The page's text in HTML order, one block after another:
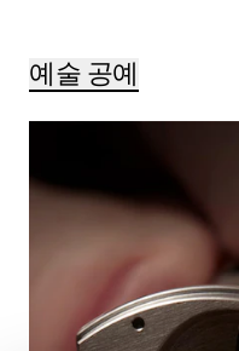
예술 공예